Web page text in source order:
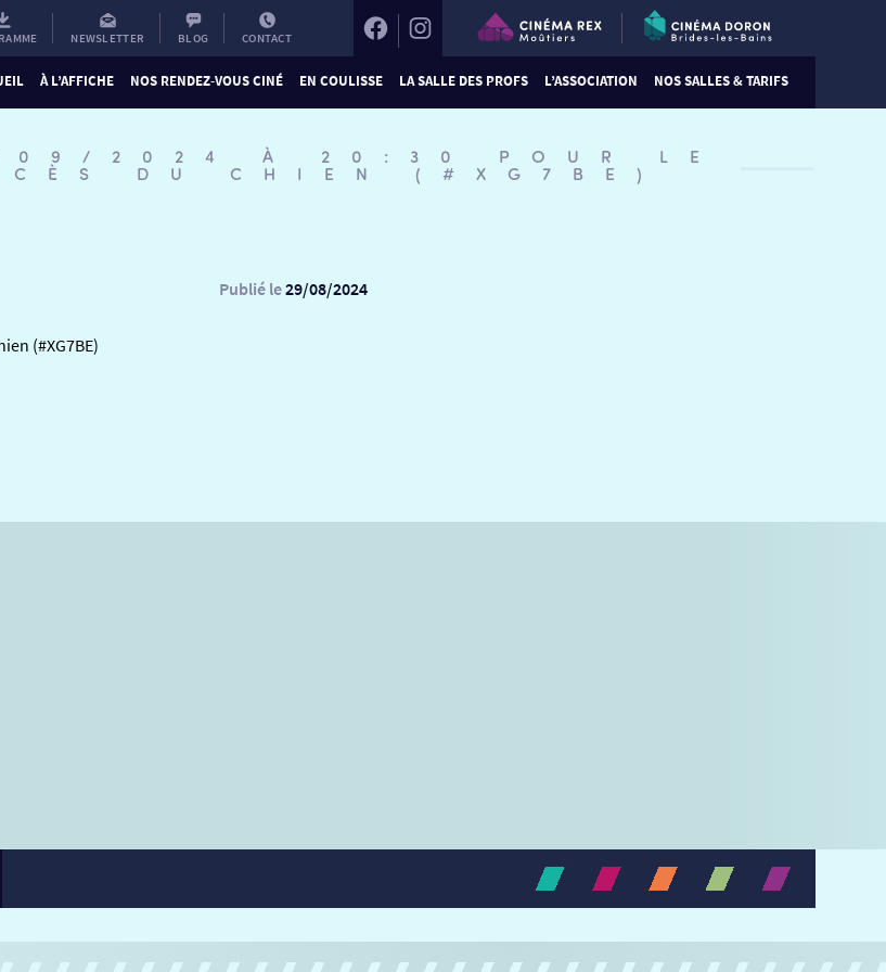
NEWSLETTER BLOG CONTACT
À L’AFFICHE NOS RENDEZ-VOUS CINÉ EN COULISSE LA SALLE DES PROFS L’ASSOCIATION NOS SALLES & TARIFS
09/2024 À 20:30 POUR LE
DU CHIEN (#XG7BE)
Publié le29/08/2024
(#XG7BE)